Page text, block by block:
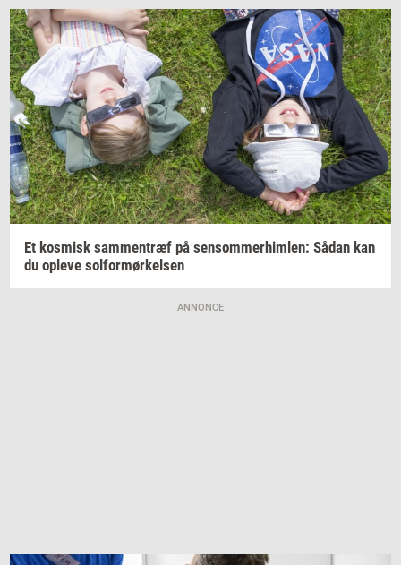
Et kos­misk sam­men­træf på sen­som­mer­him­len: Sådan kan
du op­le­ve sol­for­mør­kel­sen
ANNONCE